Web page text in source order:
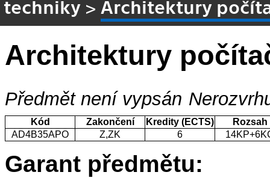
techniky > Architektury
Architektury
Předmět není vypsán
Kód Zakončení Kredity (ECTS)
Rozsah
AD4B35APO
Z,ZK 6
Garant předmětu: